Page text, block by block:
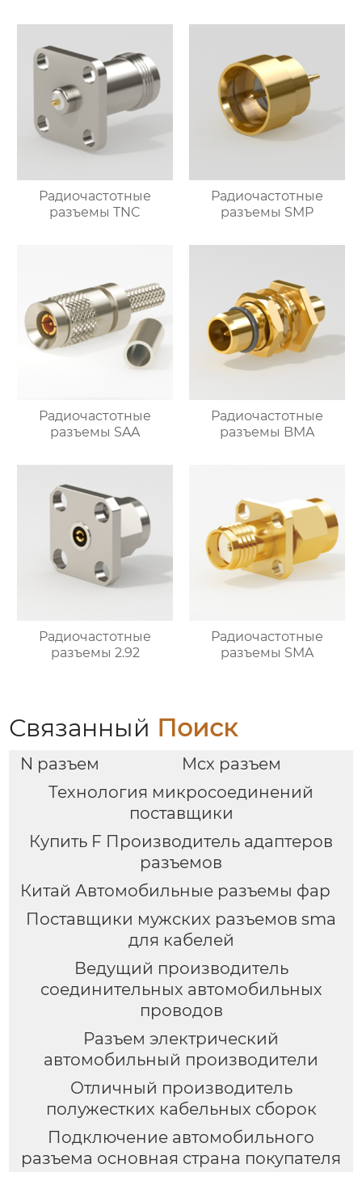
Радиочастотные
разъемы TNC
Радиочастотные
разъемы SMP
Радиочастотные
разъемы SAA
Радиочастотные
разъемы BMA
Радиочастотные
разъемы 2.92
Радиочастотные
разъемы SMA
Связанный Поиск
N разъем
Mcx разъем
Технология микросоединений
поставщики
Купить F Производитель адаптеров
разъемов
Китай Автомобильные разъемы фар
Поставщики мужских разъемов sma
для кабелей
Ведущий производитель
соединительных автомобильных
проводов
Разъем электрический
автомобильный производители
Отличный производитель
полужестких кабельных сборок
Подключение автомобильного
разъема основная страна покупателя